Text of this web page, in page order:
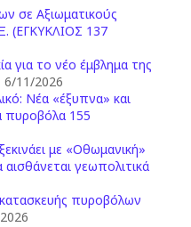
σε Αξιωματικούς
(ΕΓΚΥΚΛΙΟΣ 137
για το νέο έμβλημα της
6/11/2026
Νέα «έξυπνα» και
πυροβόλα 155
με «Οθωμανική»
γεωπολιτικά
πυροβόλων